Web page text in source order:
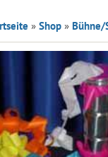
» Shop » Bühne/